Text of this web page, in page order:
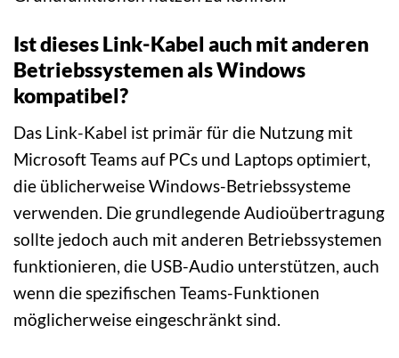
Ist dieses Link-Kabel auch mit anderen
Betriebssystemen als Windows
kompatibel?
Das Link-Kabel ist primär für die Nutzung mit
Microsoft Teams auf PCs und Laptops optimiert,
die üblicherweise Windows-Betriebssysteme
verwenden. Die grundlegende Audioübertragung
sollte jedoch auch mit anderen Betriebssystemen
funktionieren, die USB-Audio unterstützen, auch
wenn die spezifischen Teams-Funktionen
möglicherweise eingeschränkt sind.